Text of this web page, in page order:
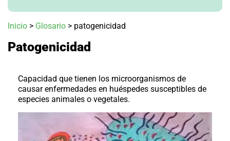
más
Agrotendencia
Planes
Glosario
Agroshow
suscríbete
Contáctenos
Inicio > Glosario > patogenicidad
Patogenicidad
Capacidad que tienen los microorganismos de
causar enfermedades en huéspedes susceptibles de
especies animales o vegetales.